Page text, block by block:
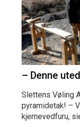
– Denne
Slettens Vøling
pyramidetak! –
kjernevedfuru,